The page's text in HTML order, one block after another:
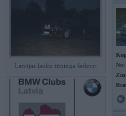
Latvijas lauku tūninga šedevri
No: